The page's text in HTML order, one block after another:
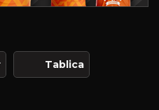
Tablica